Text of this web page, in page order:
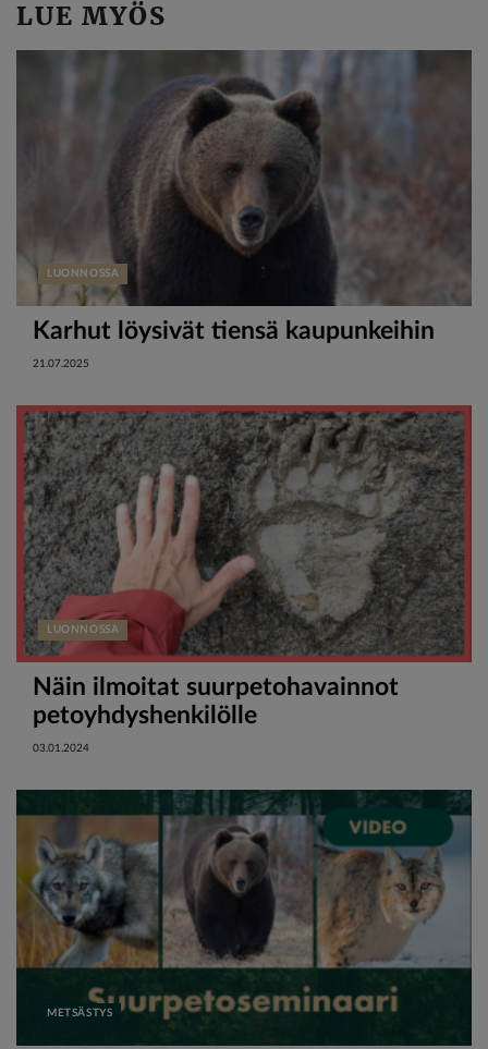
LUE MYÖS
LUONNOSSA
Karhut löysivät tiensä kaupunkeihin
21.07.2025
LUONNOSSA
Näin ilmoitat suurpetohavainnot
petoyhdyshenkilölle
03.01.2024
METSÄSTYS